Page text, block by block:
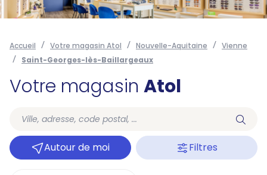
Accueil Votre magasin Atol Nouvelle-Aquitaine
Vienne
Saint-Georges-lès-Baillargeaux
Votre magasin Atol
Autour de moi Filtres